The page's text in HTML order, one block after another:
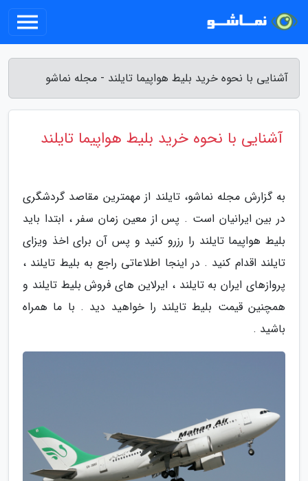
آشنایی با نحوه خرید بلیط هواپیما تایلند - مجله نماشو
آشنایی با نحوه خرید بلیط هواپیما تایلند
به گزارش مجله نماشو، تایلند از مهمترین مقاصد گردشگری
در بین ایرانیان است . پس از معین زمان سفر ، ابتدا باید
بلیط هواپیما تایلند را رزرو کنید و پس آن برای اخذ ویزای
تایلند اقدام کنید . در اینجا اطلاعاتی راجع به بلیط تایلند ،
پروازهای ایران به تایلند ، ایرلاین های فروش بلیط تایلند و
همچنین قیمت بلیط تایلند را خواهید دید . با ما همراه
باشید .